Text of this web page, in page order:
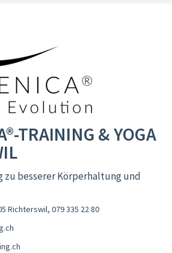
TRAINING & YOGA
zu besserer Körperhaltung und
Richterswil, 079 335 22 80